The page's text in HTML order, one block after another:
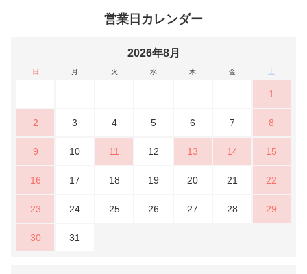
営業日カレンダー
2026年8月
日 月 火 水 木 金 土
1
2 3 4 5 6 7 8
9 10 11 12 13 14 15
16 17 18 19 20 21 22
23 24 25 26 27 28 29
30 31